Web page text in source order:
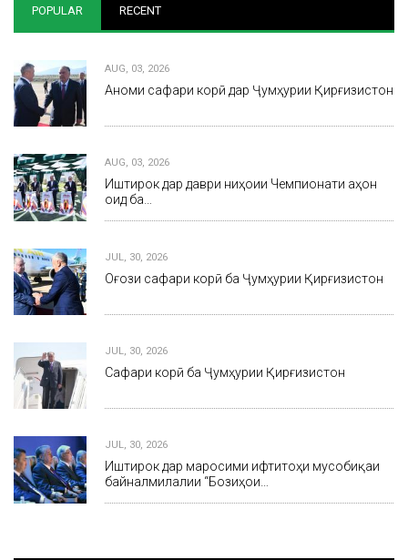
POPULAR RECENT
AUG, 03, 2026
Анҷоми сафари корӣ дар Ҷумҳурии Қирғизистон
AUG, 03, 2026
Иштирок дар даври ниҳоии Чемпионати ҷаҳон
оид ба…
JUL, 30, 2026
Оғози сафари корӣ ба Ҷумҳурии Қирғизистон
JUL, 30, 2026
Сафари корӣ ба Ҷумҳурии Қирғизистон
JUL, 30, 2026
Иштирок дар маросими ифтитоҳи мусобиқаи
байналмилалии “Бозиҳои…